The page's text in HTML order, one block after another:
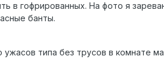
в гофрированных. На фото я
банты.
типа без трусов в комнате